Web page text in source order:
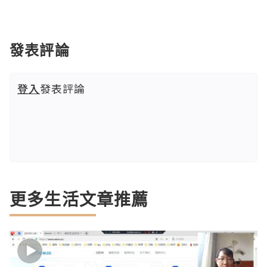
發表評論
登入發表評論
更多生活文章推薦